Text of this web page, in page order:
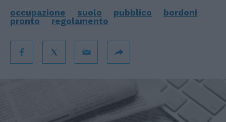
occupazione suolo pubblico
bordoni
pronto
regolamento